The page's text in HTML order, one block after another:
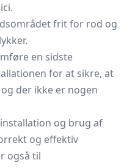
frit for rod og
en sidste
for at sikre, at
der ikke er nogen
og brug af
og effektiv
også til